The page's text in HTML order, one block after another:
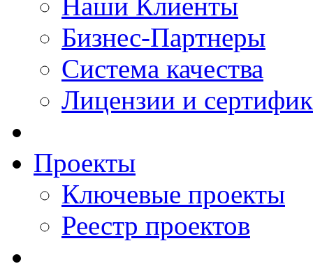
Бизнес-Партнеры
Система качества
Лицензии и
Проекты
Ключевые проекты
Реестр проектов